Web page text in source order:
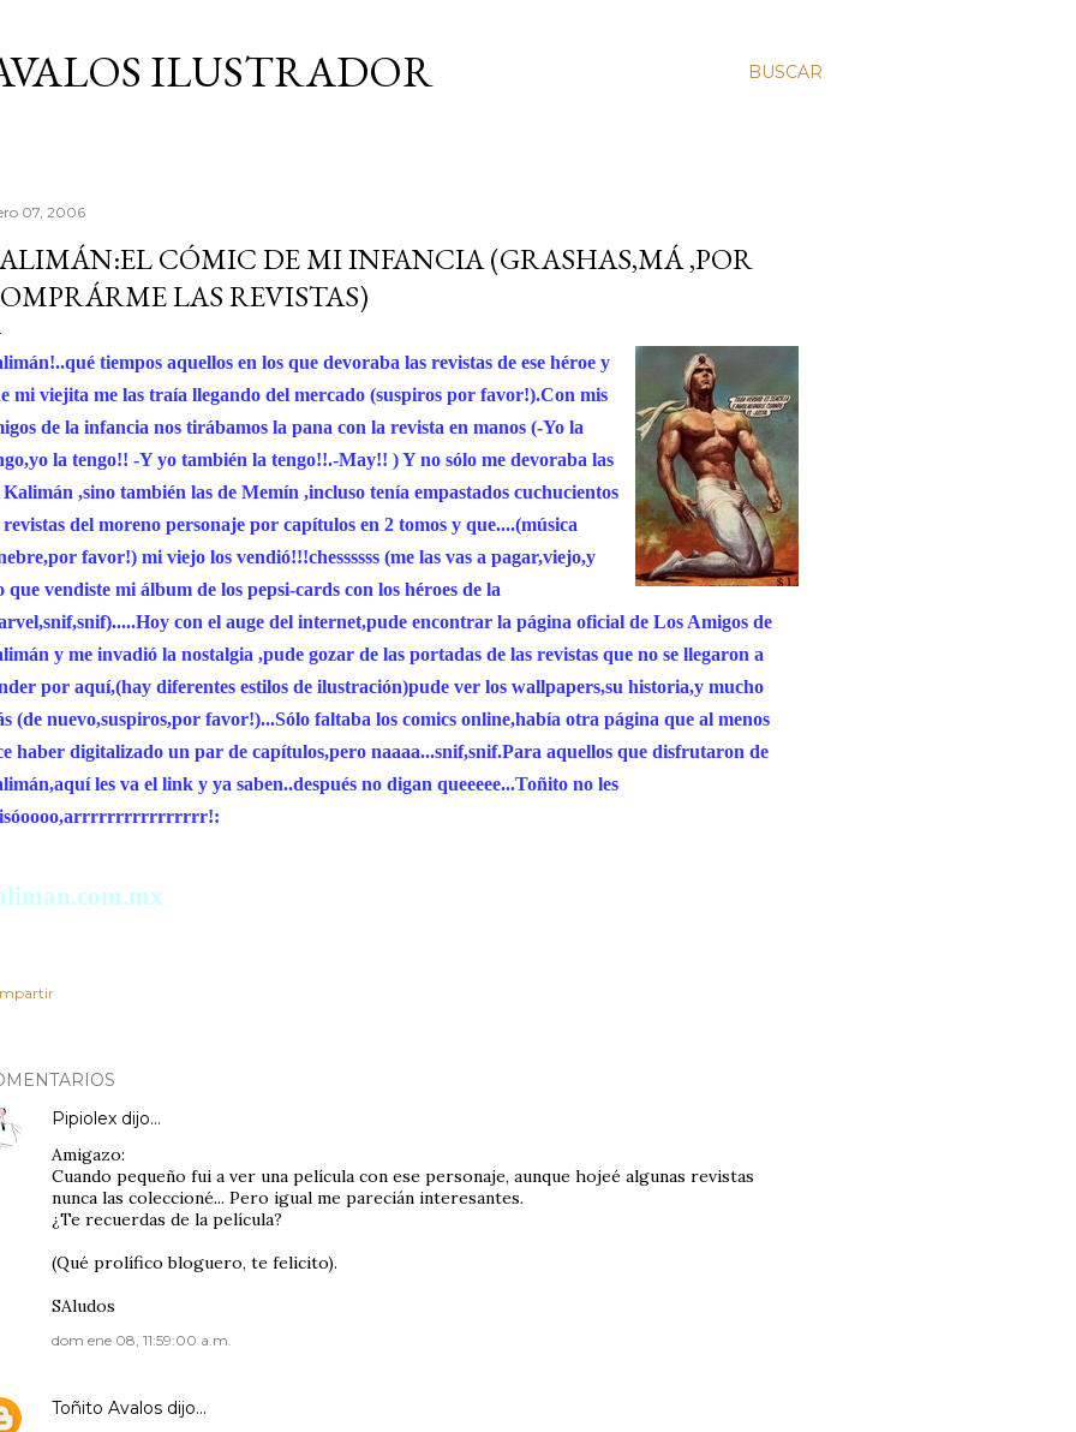
BUSCAR
ILUSTRADOR
07, 2006
CÓMIC DE MI INFANCIA (GRASHAS,MÁ ,POR
LAS REVISTAS)
tiempos aquellos en los que devoraba las revistas de ese héroe y
mi viejita me las traía llegando del mercado (suspiros por favor!).Con mis
de la infancia nos tirábamos la pana con la revista en manos (-Yo la
la tengo!! -Y yo también la tengo!!.-May!! ) Y no sólo me devoraba las
Kalimán ,sino también las de Memín ,incluso tenía empastados cuchucientos
revistas del moreno personaje por capítulos en 2 tomos y que....(música
favor!) mi viejo los vendió!!!chessssss (me las vas a pagar,viejo,y
que vendiste mi álbum de los pepsi-cards con los héroes de la
con el auge del internet,pude encontrar la página oficial de Los Amigos de
y me invadió la nostalgia ,pude gozar de las portadas de las revistas que no se llegaron a
por aquí,(hay diferentes estilos de ilustración)pude ver los wallpapers,su historia,y mucho
(de nuevo,suspiros,por favor!)...Sólo faltaba los comics online,había otra página que al menos
haber digitalizado un par de capítulos,pero naaaa...snif,snif.Para aquellos que disfrutaron de
les va el link y ya saben..después no digan queeeee...Toñito no les
Pipiolex dijo…
Amigazo:
Cuando pequeño fui a ver una película con ese personaje, aunque hojeé algunas revistas
nunca las coleccioné... Pero igual me parecián interesantes.
¿Te recuerdas de la película?
(Qué prolífico bloguero, te felicito).
SAludos
dom ene 08, 11:59:00 a.m.
Toñito Avalos dijo…